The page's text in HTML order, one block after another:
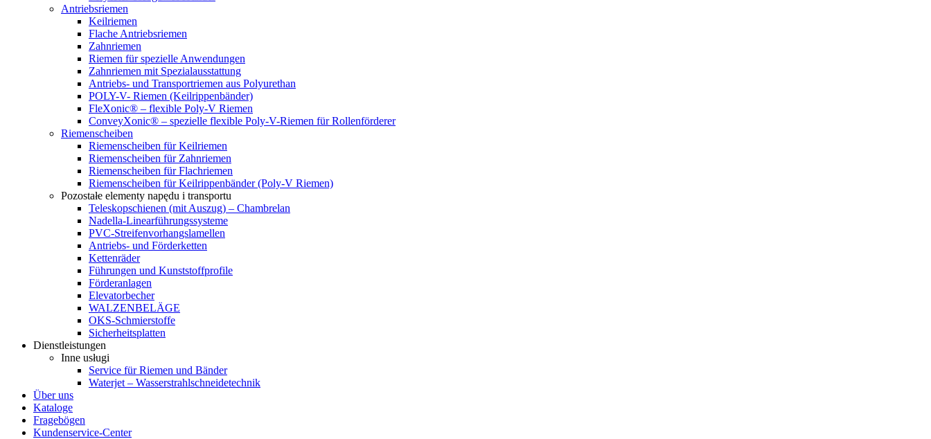
Antriebsriemen
Keilriemen
Flache Antriebsriemen
Zahnriemen
Riemen für spezielle Anwendungen
Zahnriemen mit Spezialausstattung
Antriebs- und Transportriemen aus Polyurethan
POLY-V- Riemen (Keilrippenbänder)
FleXonic® – flexible Poly-V Riemen
ConveyXonic® – spezielle flexible Poly-V-Riemen für Rollenförderer
Riemenscheiben
Riemenscheiben für Keilriemen
Riemenscheiben für Zahnriemen
Riemenscheiben für Flachriemen
Riemenscheiben für Keilrippenbänder (Poly-V Riemen)
Pozostałe elementy napędu i transportu
Teleskopschienen (mit Auszug) – Chambrelan
Nadella-Linearführungssysteme
PVC-Streifenvorhangslamellen
Antriebs- und Förderketten
Kettenräder
Führungen und Kunststoffprofile
Förderanlagen
Elevatorbecher
WALZENBELÄGE
OKS-Schmierstoffe
Sicherheitsplatten
Dienstleistungen
Inne usługi
Service für Riemen und Bänder
Waterjet – Wasserstrahlschneidetechnik
Über uns
Kataloge
Fragebögen
Kundenservice-Center